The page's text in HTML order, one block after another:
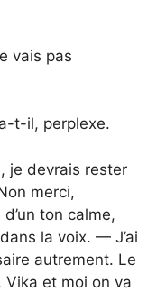
vais pas
t-il, perplexe.
je devrais rester
merci,
ton calme,
la voix. — J’ai
autrement. Le
et moi on va